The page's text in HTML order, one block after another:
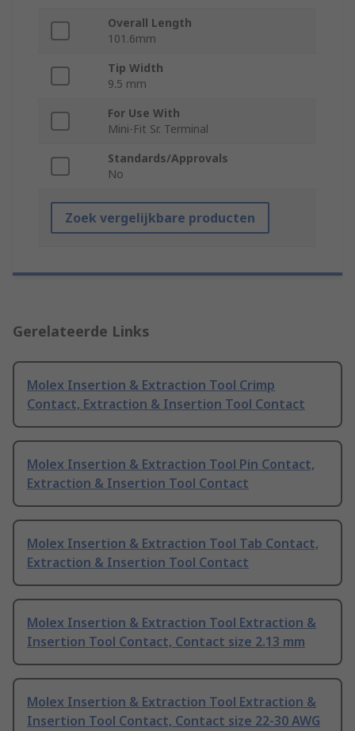
Overall Length
101.6mm
Tip Width
9.5 mm
For Use With
Mini-Fit Sr. Terminal
Standards/Approvals
No
Zoek vergelijkbare producten
Gerelateerde Links
Molex Insertion & Extraction Tool Crimp
Contact, Extraction & Insertion Tool Contact
Molex Insertion & Extraction Tool Pin Contact,
Extraction & Insertion Tool Contact
Molex Insertion & Extraction Tool Tab Contact,
Extraction & Insertion Tool Contact
Molex Insertion & Extraction Tool Extraction &
Insertion Tool Contact, Contact size 2.13 mm
Molex Insertion & Extraction Tool Extraction &
Insertion Tool Contact, Contact size 22-30 AWG